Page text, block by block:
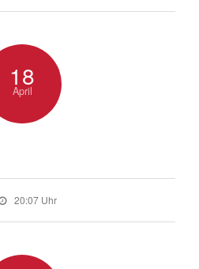
18
April
20:07 Uhr